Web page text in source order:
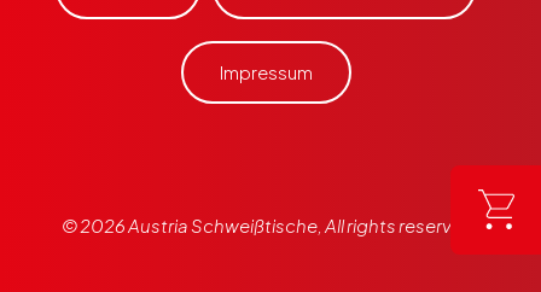
Impressum
© 2026 Austria Schweißtische, All rights reserved.